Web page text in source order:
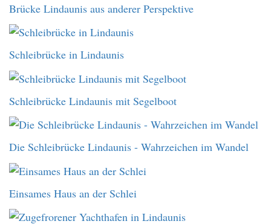
Brücke Lindaunis aus anderer Perspektive
Schleibrücke in Lindaunis
Schleibrücke Lindaunis mit Segelboot
Die Schleibrücke Lindaunis - Wahrzeichen im Wandel
Einsames Haus an der Schlei